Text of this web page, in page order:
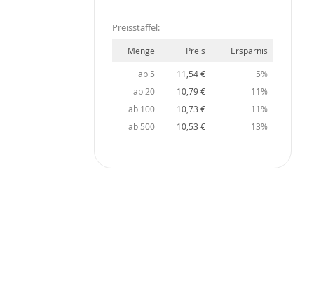
Preisstaffel:
Menge Preis Ersparnis
ab 5 11,54 €
5%
ab 20
10,79 €
11%
ab 100
10,73 €
11%
ab 500
10,53 € 13%